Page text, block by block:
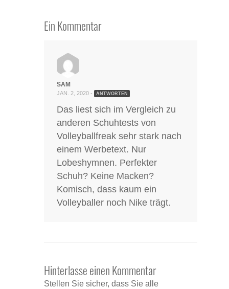
Ein Kommentar
SAM
JAN. 2, 2020 - ANTWORTEN
Das liest sich im Vergleich zu
anderen Schuhtests von
Volleyballfreak sehr stark nach
einem Werbetext. Nur
Lobeshymnen. Perfekter
Schuh? Keine Macken?
Komisch, dass kaum ein
Volleyballer noch Nike trägt.
Hinterlasse einen Kommentar
Stellen Sie sicher, dass Sie alle